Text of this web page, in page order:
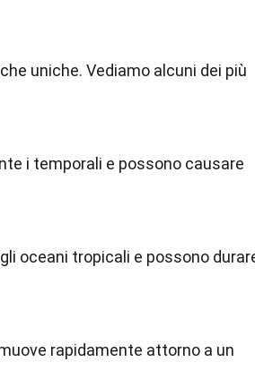
uniche. Vediamo alcuni dei più
i temporali e possono causare
oceani tropicali e possono
rapidamente attorno a un